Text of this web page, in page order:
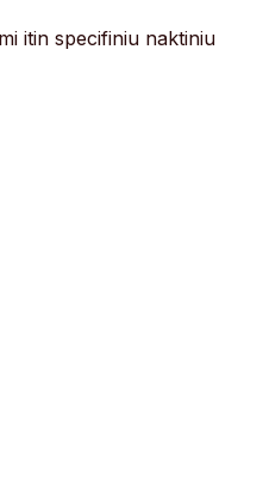
itin specifiniu naktiniu